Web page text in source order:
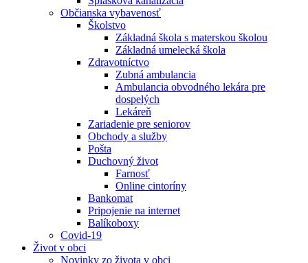
Občianska vybavenosť
Školstvo
Základná škola s materskou školou
Základná umelecká škola
Zdravotníctvo
Zubná ambulancia
Ambulancia obvodného lekára pre
dospelých
Lekáreň
Zariadenie pre seniorov
Obchody a služby
Pošta
Duchovný život
Farnosť
Online cintoríny
Bankomat
Pripojenie na internet
Balíkoboxy
Covid-19
Život v obci
Novinky zo života v obci